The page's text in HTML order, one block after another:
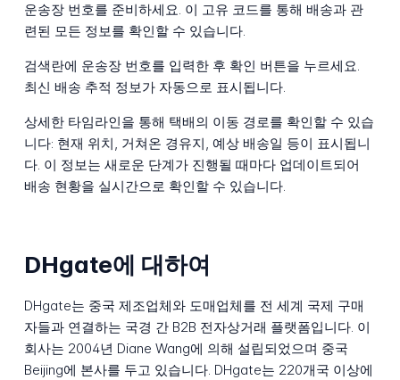
운송장 번호를 준비하세요. 이 고유 코드를 통해 배송과 관
련된 모든 정보를 확인할 수 있습니다.
검색란에 운송장 번호를 입력한 후 확인 버튼을 누르세요.
최신 배송 추적 정보가 자동으로 표시됩니다.
상세한 타임라인을 통해 택배의 이동 경로를 확인할 수 있습
니다: 현재 위치, 거쳐온 경유지, 예상 배송일 등이 표시됩니
다. 이 정보는 새로운 단계가 진행될 때마다 업데이트되어
배송 현황을 실시간으로 확인할 수 있습니다.
DHgate에 대하여
DHgate는 중국 제조업체와 도매업체를 전 세계 국제 구매
자들과 연결하는 국경 간 B2B 전자상거래 플랫폼입니다. 이
회사는 2004년 Diane Wang에 의해 설립되었으며 중국
Beijing에 본사를 두고 있습니다. DHgate는 220개국 이상에